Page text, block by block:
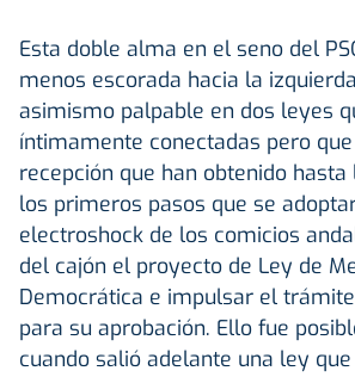
Esta doble alma en el seno del
menos escorada hacia la
asimismo palpable en dos leyes
íntimamente conectadas pero
recepción que han obtenido hasta
los primeros pasos que se
electroshock de los comicios
del cajón el proyecto de Ley de
Democrática e impulsar el
para su aprobación. Ello fue
cuando salió adelante una ley